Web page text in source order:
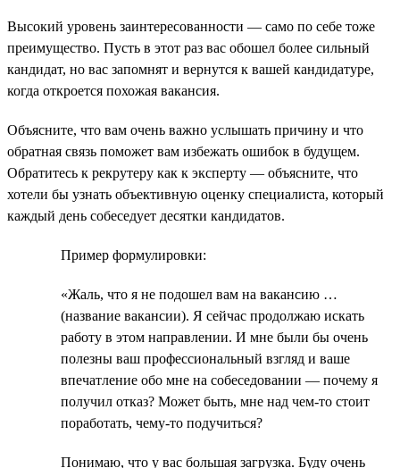
Высокий уровень заинтересованности — само по себе тоже
преимущество. Пусть в этот раз вас обошел более сильный
кандидат, но вас запомнят и вернутся к вашей кандидатуре,
когда откроется похожая вакансия.
Объясните, что вам очень важно услышать причину и что
обратная связь поможет вам избежать ошибок в будущем.
Обратитесь к рекрутеру как к эксперту — объясните, что
хотели бы узнать объективную оценку специалиста, который
каждый день собеседует десятки кандидатов.
Пример формулировки:
«Жаль, что я не подошел вам на вакансию …
(название вакансии). Я сейчас продолжаю искать
работу в этом направлении. И мне были бы очень
полезны ваш профессиональный взгляд и ваше
впечатление обо мне на собеседовании — почему я
получил отказ? Может быть, мне над чем-то стоит
поработать, чему-то подучиться?
Понимаю, что у вас большая загрузка. Буду очень